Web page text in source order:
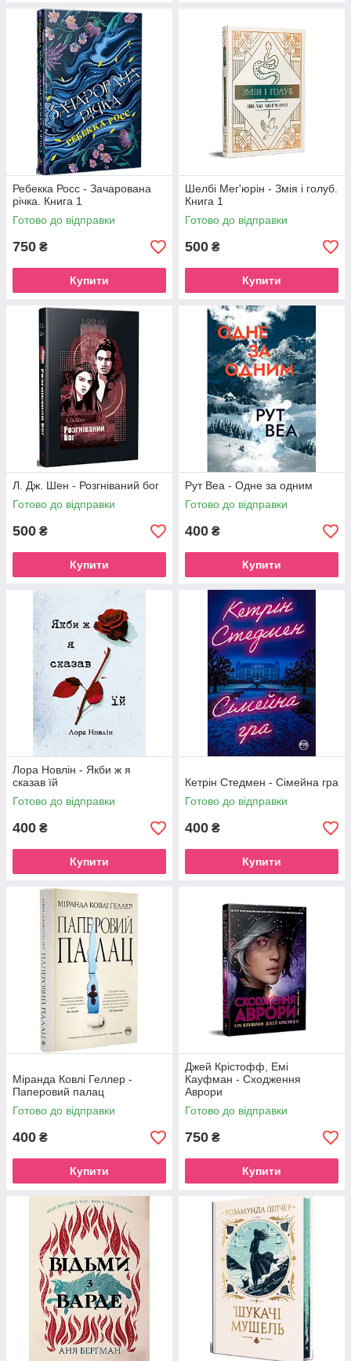
Ребекка Росс - Зачарована
річка. Книга 1
Готово до відправки
750 ₴
Купити
Шелбі Мег'юрін - Змія і голуб.
Книга 1
Готово до відправки
500 ₴
Купити
Л. Дж. Шен - Розгніваний бог
Готово до відправки
500 ₴
Купити
Рут Веа - Одне за одним
Готово до відправки
400 ₴
Купити
Лора Новлін - Якби ж я
сказав їй
Готово до відправки
400 ₴
Купити
Кетрін Стедмен - Сімейна гра
Готово до відправки
400 ₴
Купити
Міранда Ковлі Геллер -
Паперовий палац
Готово до відправки
400 ₴
Купити
Джей Крістофф, Емі
Кауфман - Сходження
Аврори
Готово до відправки
750 ₴
Купити